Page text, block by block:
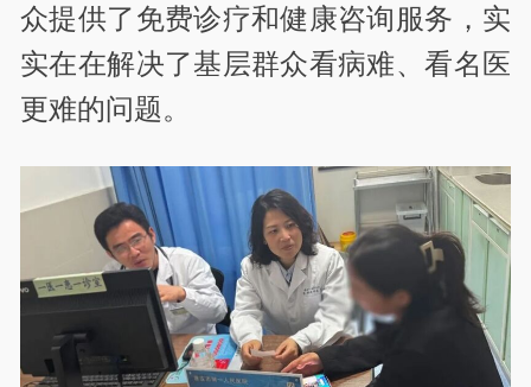
众提供了免费诊疗和健康咨询服务，实
实在在解决了基层群众看病难、看名医
更难的问题。